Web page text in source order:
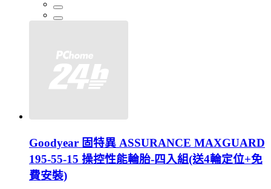
Goodyear 固特異 ASSURANCE MAXGUARD
195-55-15 操控性能輪胎-四入組(送4輪定位+免
費安裝)